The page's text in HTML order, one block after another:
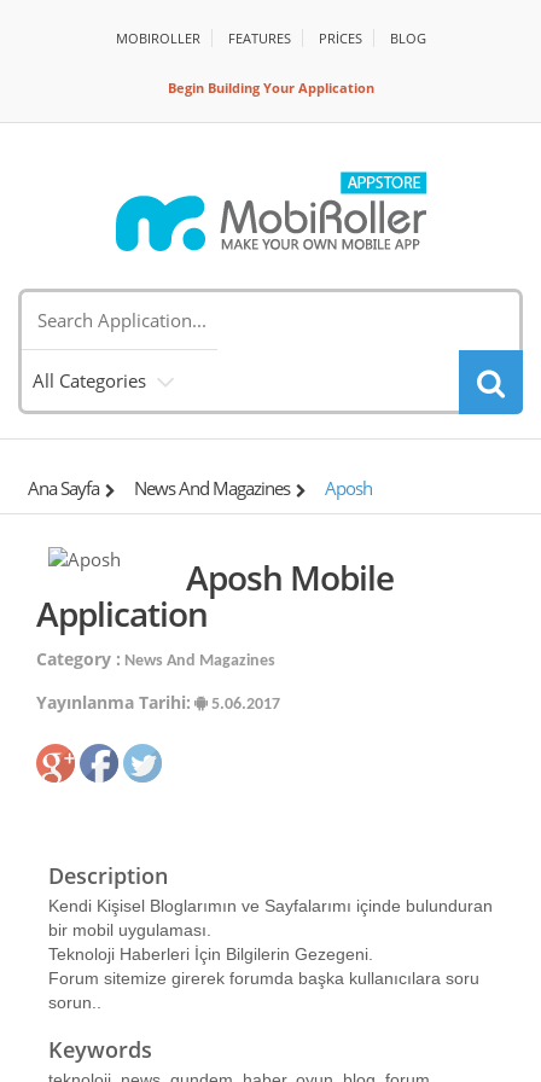
MOBIROLLER FEATURES PRİCES BLOG
Begin Building Your Application
All Categories
Ana Sayfa News And Magazines Aposh
Aposh Mobile
Application
Category : News And Magazines
Yayınlanma Tarihi: 5.06.2017
Description
Kendi Kişisel Bloglarımın ve Sayfalarımı içinde bulunduran
bir mobil uygulaması.
Teknoloji Haberleri İçin Bilgilerin Gezegeni.
Forum sitemize girerek forumda başka kullanıcılara soru
sorun..
Keywords